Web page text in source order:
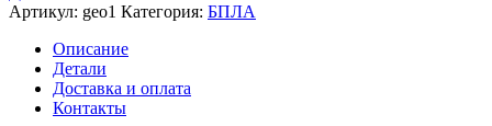
Артикул: geo1 Категория: БПЛА
Описание
Детали
Доставка и оплата
Контакты